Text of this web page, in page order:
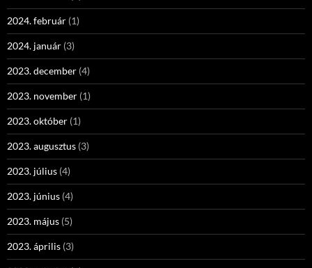
2024. február (1)
2024. január (3)
2023. december (4)
2023. november (1)
2023. október (1)
2023. augusztus (3)
2023. július (4)
2023. június (4)
2023. május (5)
2023. április (3)